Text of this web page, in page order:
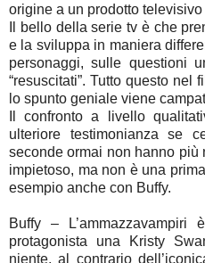
origine a un prodotto
Il bello della serie tv è che
e la sviluppa in maniera
personaggi, sulle questioni
“resuscitati”. Tutto questo nel
lo spunto geniale viene
Il confronto a livello
ulteriore testimonianza se
seconde ormai non hanno
impietoso, ma non è una
esempio anche con Buffy.
Buffy –
protagonista una Kristy
niente, al contrario